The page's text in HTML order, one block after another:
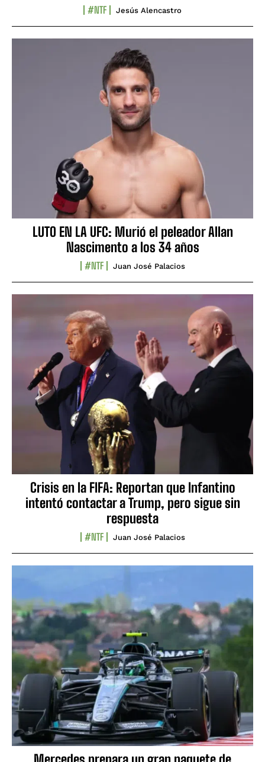
#NTF Jesús Alencastro
LUTO EN LA UFC: Murió el peleador Allan
Nascimento a los 34 años
#NTF Juan José Palacios
Crisis en la FIFA: Reportan que Infantino
intentó contactar a Trump, pero sigue sin
respuesta
#NTF Juan José Palacios